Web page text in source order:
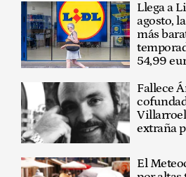
Llega a
agosto,
más
54,99
Fallece
extraña
El